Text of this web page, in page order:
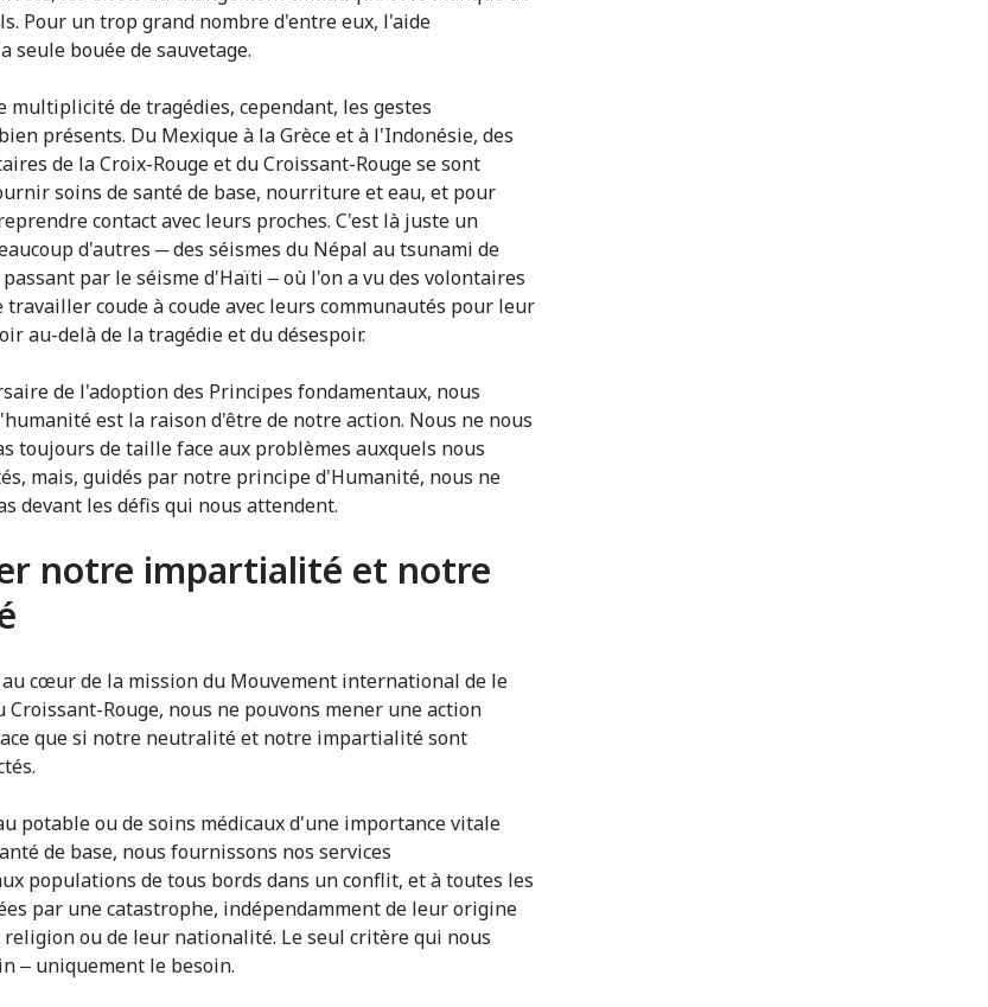
Pour un trop grand nombre d'entre eux, l'aide
seule bouée de sauvetage.
multiplicité de tragédies, cependant, les gestes
présents. Du Mexique à la Grèce et à l'Indonésie, des
de la Croix-Rouge et du Croissant-Rouge se sont
soins de santé de base, nourriture et eau, et pour
contact avec leurs proches. C'est là juste un
d'autres ─ des séismes du Népal au tsunami de
par le séisme d'Haïti ‒ où l'on a vu des volontaires
travailler coude à coude avec leurs communautés pour leur
au-delà de la tragédie et du désespoir.
de l'adoption des Principes fondamentaux, nous
est la raison d'être de notre action. Nous ne nous
toujours de taille face aux problèmes auxquels nous
mais, guidés par notre principe d'Humanité, nous ne
devant les défis qui nous attendent.
notre impartialité et notre
cœur de la mission du Mouvement international de le
Croissant-Rouge, nous ne pouvons mener une action
que si notre neutralité et notre impartialité sont
potable ou de soins médicaux d'une importance vitale
de base, nous fournissons nos services
populations de tous bords dans un conflit, et à toutes les
par une catastrophe, indépendamment de leur origine
ou de leur nationalité. Le seul critère qui nous
‒ uniquement le besoin.